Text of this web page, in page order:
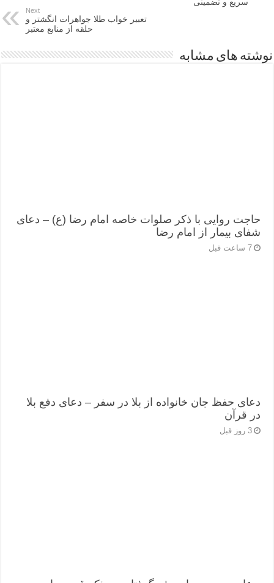
Next
تعبیر خواب طلا جواهرات انگشتر و
حلقه از منابع معتبر
نوشته های مشابه
حاجت روایی با ذکر صلوات خاصه امام رضا (ع) – دعای
شفای بیمار از امام رضا
7 ساعت قبل
دعای حفظ جان خانواده از بلا در سفر – دعای دفع بلا
در قرآن
3 روز قبل